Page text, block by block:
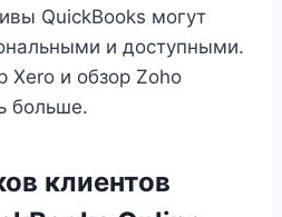
QuickBooks могут
и доступными.
Xero и обзор Zoho
больше.
клиентов